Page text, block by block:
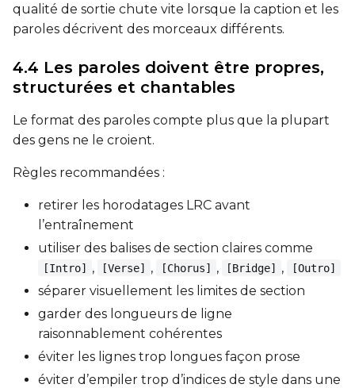
qualité de sortie chute vite lorsque la caption et les
paroles décrivent des morceaux différents.
4.4 Les paroles doivent être propres,
structurées et chantables
Le format des paroles compte plus que la plupart
des gens ne le croient.
Règles recommandées :
retirer les horodatages LRC avant
l’entraînement
utiliser des balises de section claires comme
[Intro] , [Verse] , [Chorus] , [Bridge] , [Outro]
séparer visuellement les limites de section
garder des longueurs de ligne
raisonnablement cohérentes
éviter les lignes trop longues façon prose
éviter d’empiler trop d’indices de style dans une